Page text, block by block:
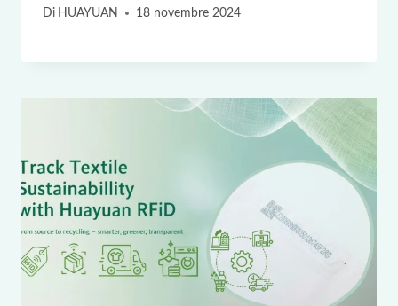
Di HUAYUAN 18 novembre 2024